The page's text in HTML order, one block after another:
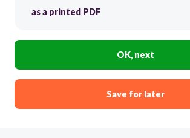
as a printed PDF
OK, next
Save for later